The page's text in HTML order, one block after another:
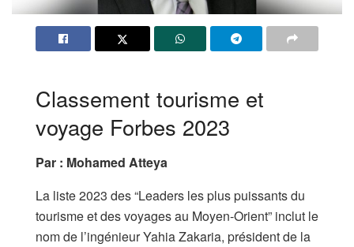
Classement tourisme et
voyage Forbes 2023
Par : Mohamed Atteya
La liste 2023 des “Leaders les plus puissants du
tourisme et des voyages au Moyen-Orient” inclut le
nom de l’ingénieur Yahia Zakaria, président de la